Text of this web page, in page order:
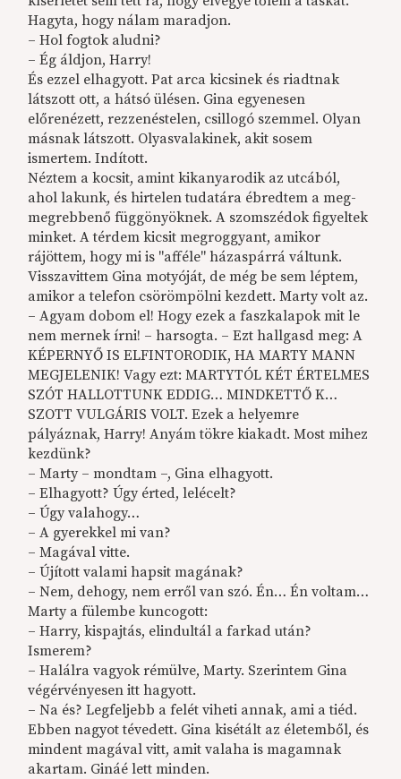
Hagyta, hogy nálam maradjon.
– Hol fogtok aludni?
– Ég áldjon, Harry!
És ezzel elhagyott. Pat arca kicsinek és riadtnak
látszott ott, a hátsó ülésen. Gina egyenesen
előrenézett, rezzenéstelen, csillogó szemmel. Olyan
másnak látszott. Olyasvalakinek, akit sosem
ismertem. Indított.
Néztem a kocsit, amint kikanyarodik az utcából,
ahol lakunk, és hirtelen tudatára ébredtem a meg-
megrebbenő függönyöknek. A szomszédok figyeltek
minket. A térdem kicsit megroggyant, amikor
rájöttem, hogy mi is "afféle" házaspárrá váltunk.
Visszavittem Gina motyóját, de még be sem léptem,
amikor a telefon csörömpölni kezdett. Marty volt az.
– Agyam dobom el! Hogy ezek a faszkalapok mit le
nem mernek írni! – harsogta. – Ezt hallgasd meg: A
KÉPERNYŐ IS ELFINTORODIK, HA MARTY MANN
MEGJELENIK! Vagy ezt: MARTYTÓL KÉT ÉRTELMES
SZÓT HALLOTTUNK EDDIG… MINDKETTŐ K…
SZOTT VULGÁRIS VOLT. Ezek a helyemre
pályáznak, Harry! Anyám tökre kiakadt. Most mihez
kezdünk?
– Marty – mondtam –, Gina elhagyott.
– Elhagyott? Úgy érted, lelécelt?
– Úgy valahogy…
– A gyerekkel mi van?
– Magával vitte.
– Újított valami hapsit magának?
– Nem, dehogy, nem erről van szó. Én… Én voltam…
Marty a fülembe kuncogott:
– Harry, kispajtás, elindultál a farkad után?
Ismerem?
– Halálra vagyok rémülve, Marty. Szerintem Gina
végérvényesen itt hagyott.
– Na és? Legfeljebb a felét viheti annak, ami a tiéd.
Ebben nagyot tévedett. Gina kisétált az életemből, és
mindent magával vitt, amit valaha is magamnak
akartam. Gináé lett minden.